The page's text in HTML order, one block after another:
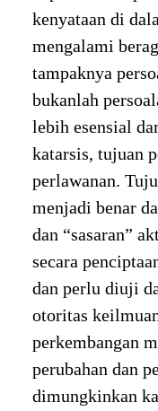
kenyataan di
mengalami
tampaknya
bukanlah
lebih esensial
katarsis, tujuan
perlawanan.
menjadi benar
dan “sasaran”
secara
dan perlu diuji
otoritas
perkembangan
perubahan dan
dimungkinkan